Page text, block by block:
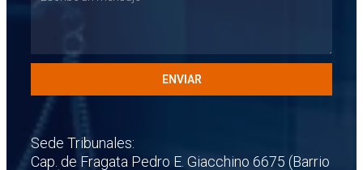
ENVIAR
Sede Tribunales:
Cap. de Fragata Pedro E. Giacchino 6675 (Barrio